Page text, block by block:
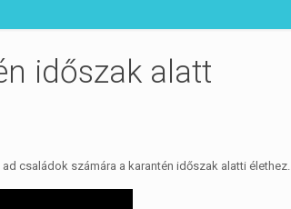
időszak alatt
családok számára a karantén időszak alatti élethez.